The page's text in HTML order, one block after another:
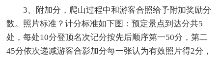
3、附加分，爬山过程中和游客合照给予附加奖励分
数。照片标准？计分标准如下图：预定景点到达分共5
处，每处10分登顶名次记分按先后顺序第一50分，第二
45分依次递减游客合影加分每一张认为有效照片得2分，